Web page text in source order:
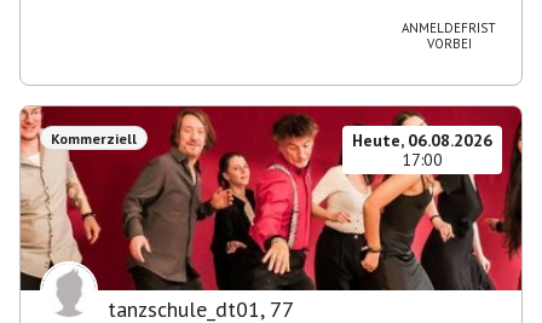
ANMELDEFRIST
VORBEI
Kommerziell
Heute, 06.08.2026
17:00
tanzschule_dt01, 77